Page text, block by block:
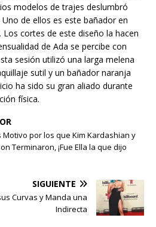
modelos de trajes deslumbró
de ellos es este bañador en
cortes de este diseño la hacen
de Ada se percibe con
sesión utilizó una larga melena
sutil y un bañador naranja
ha sido su gran aliado durante
física.
Motivo por los que Kim Kardashian y
Terminaron, ¡Fue Ella la que dijo
SIGUIENTE
Curvas y Manda una
Indirecta